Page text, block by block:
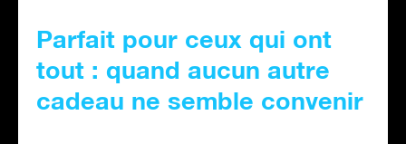
Parfait pour ceux qui ont
tout : quand aucun autre
cadeau ne semble convenir